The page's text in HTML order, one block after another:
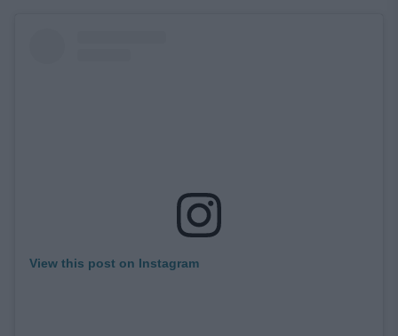
View this post on Instagram